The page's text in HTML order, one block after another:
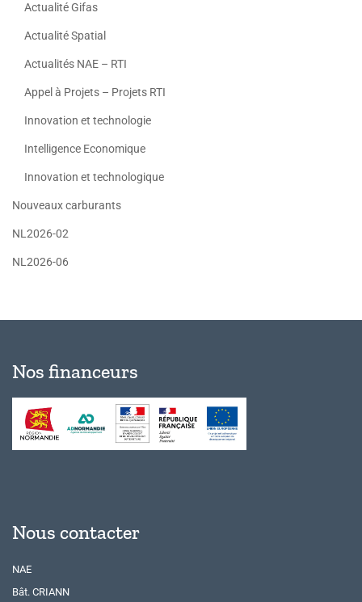
Actualité Gifas
Actualité Spatial
Actualités NAE – RTI
Appel à Projets – Projets RTI
Innovation et technologie
Intelligence Economique
Innovation et technologique
Nouveaux carburants
NL2026-02
NL2026-06
Nos financeurs
Nous contacter
NAE
Bât. CRIANN